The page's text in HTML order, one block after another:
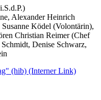
Alexander Heinrich
Susanne Ködel (Volontärin),
Christian Reimer (Chef
Denise Schwarz,
(hib) (Interner Link)